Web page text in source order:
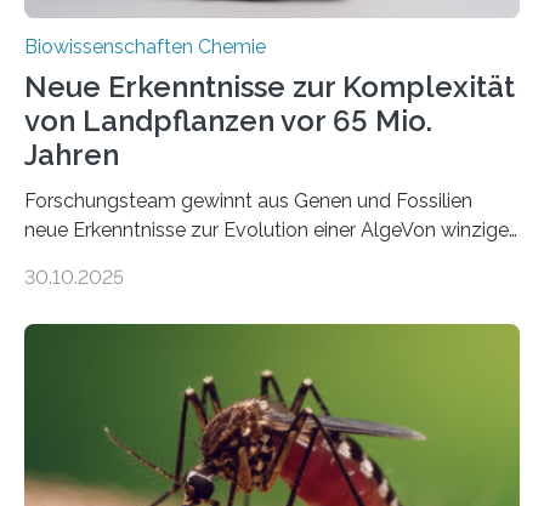
Biowissenschaften Chemie
Neue Erkenntnisse zur Komplexität
von Landpflanzen vor 65 Mio.
Jahren
Forschungsteam gewinnt aus Genen und Fossilien
neue Erkenntnisse zur Evolution einer AlgeVon winzigen
Landpflanzen zählen zu den komplexesten
Grünalgen, die vor Hunderten von Millionen Jahren
lebten. Unter den Vorfahren sticht eine Gruppe heraus,
die noch heute in der Natur vorkommt: die
Süßwasseralge Coleochaetophyceae. Einige Arten
dieser Gruppe bilden aus Zellfäden dichte Geflechte
30.10.2025